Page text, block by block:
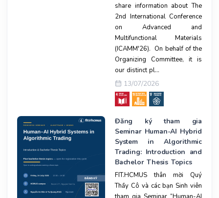
share information about The
2nd International Conference
on Advanced and
Multifunctional Materials
(ICAMM'26). On behalf of the
Organizing Committee, it is
our distinct pl...
13/07/2026
Đăng ký tham gia
Seminar Human-AI Hybrid
System in Algorithmic
Trading: Introduction and
Bachelor Thesis Topics
FIT.HCMUS thân mời Quý
Thầy Cô và các bạn Sinh viên